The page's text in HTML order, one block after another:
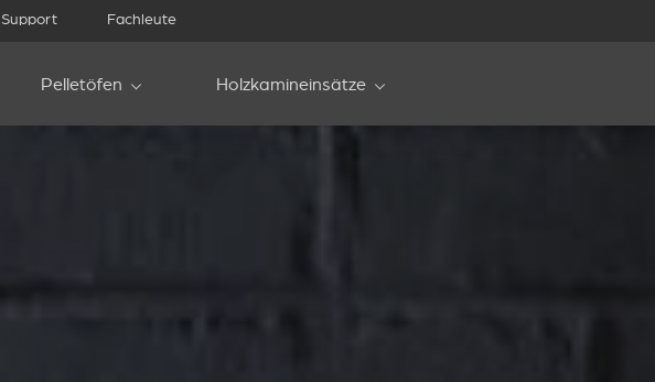
Support Fachleute
Pelletöfen Holzkamineinsätze